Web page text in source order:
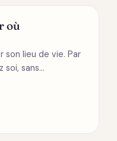
où
son lieu de vie. Par
soi, sans…